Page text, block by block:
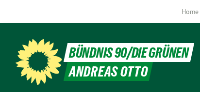
Home
BÜNDNIS 90/DIE GRÜNEN
ANDREAS OTTO